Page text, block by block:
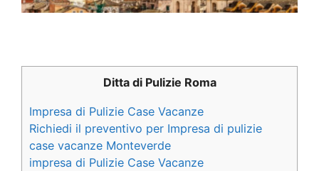
Ditta di Pulizie Roma
Impresa di Pulizie Case Vacanze
Richiedi il preventivo per Impresa di pulizie
case vacanze Monteverde
impresa di Pulizie Case Vacanze